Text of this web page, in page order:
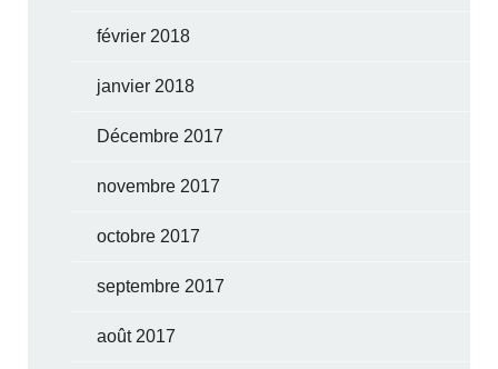
février 2018
janvier 2018
Décembre 2017
novembre 2017
octobre 2017
septembre 2017
août 2017